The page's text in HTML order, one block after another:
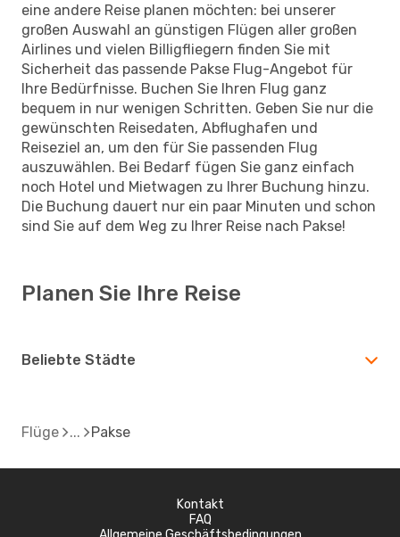
eine andere Reise planen möchten: bei unserer
großen Auswahl an günstigen Flügen aller großen
Airlines und vielen Billigfliegern finden Sie mit
Sicherheit das passende Pakse Flug-Angebot für
Ihre Bedürfnisse. Buchen Sie Ihren Flug ganz
bequem in nur wenigen Schritten. Geben Sie nur die
gewünschten Reisedaten, Abflughafen und
Reiseziel an, um den für Sie passenden Flug
auszuwählen. Bei Bedarf fügen Sie ganz einfach
noch Hotel und Mietwagen zu Ihrer Buchung hinzu.
Die Buchung dauert nur ein paar Minuten und schon
sind Sie auf dem Weg zu Ihrer Reise nach Pakse!
Planen Sie Ihre Reise
Beliebte Städte
Flüge Pakse
Kontakt
FAQ